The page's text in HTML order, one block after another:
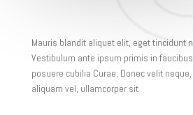
Mauris blandit aliquet elit, eget tincidunt
Vestibulum ante ipsum primis in
posuere cubilia Curae; Donec velit
aliquam vel, ullamcorper sit